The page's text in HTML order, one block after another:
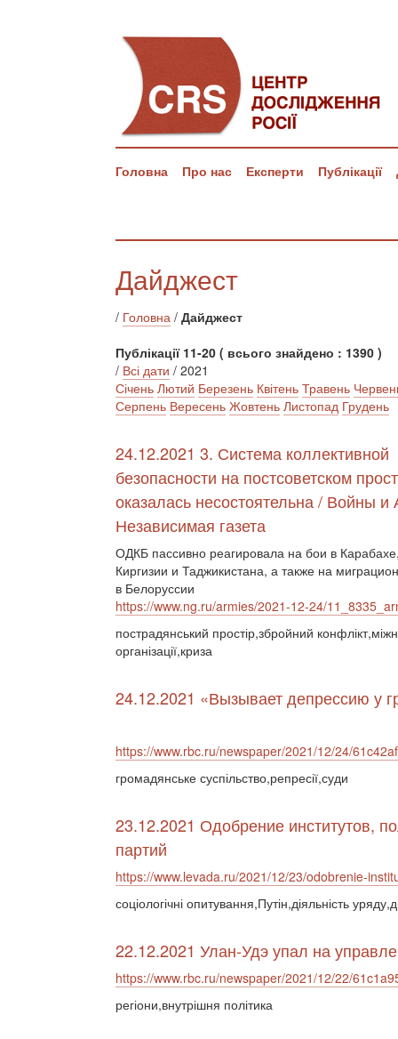
Головна Про нас Експерти Публікації
Дайджест
/ Головна / Дайджест
Публікації 11-20 ( всього знайдено : 1390 )
/ Всі дати / 2021
Січень Лютий Березень Квітень Травень
Серпень Вересень Жовтень Листопад Грудень
24.12.2021 3. Система коллективной
безопасности на постсоветском
оказалась несостоятельна / Войны
Независимая газета
ОДКБ пассивно реагировала на бои в
Киргизии и Таджикистана, а также на
в Белоруссии
https://www.ng.ru/armies/2021-12-24/
пострадянський простір,збройний
організації,криза
24.12.2021 «Вызывает депрессию у
https://www.rbc.ru/newspaper/2021/12/24/
громадянське суспільство,репресії,суди
23.12.2021 Одобрение институтов,
партий
https://www.levada.ru/2021/12/23/odobrenie-
соціологічні опитування,Путін,діяльність
22.12.2021 Улан-Удэ упал на
https://www.rbc.ru/newspaper/2021/12/22/
регіони,внутрішня політика